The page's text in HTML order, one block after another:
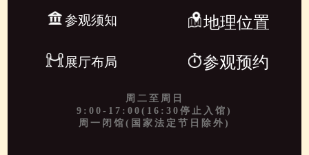
参观须知 地理位置
展厅布局 参观预约
周二至周日
9:00-17:00(16:30停止入馆)
周一闭馆(国家法定节日除外)